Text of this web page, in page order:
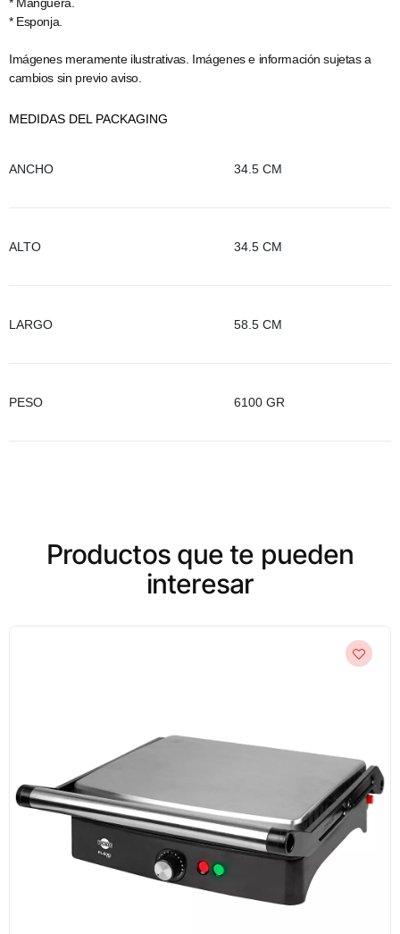
* Esponja.
Imágenes meramente ilustrativas. Imágenes e información sujetas a
cambios sin previo aviso.
MEDIDAS DEL PACKAGING
ANCHO 34.5 CM
ALTO 34.5 CM
LARGO 58.5 CM
PESO 6100 GR
Productos que te pueden
interesar